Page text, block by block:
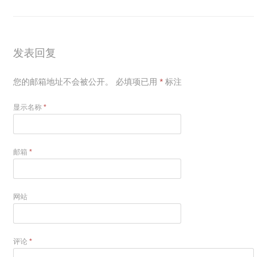
发表回复
您的邮箱地址不会被公开。 必填项已用* 标注
显示名称*
邮箱*
网站
评论*